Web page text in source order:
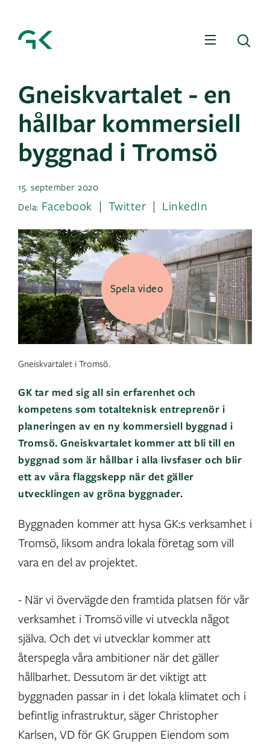
Meny
Gneiskvartalet - en
hållbar kommersiell
byggnad i Tromsö
15. september 2020
Dela: Facebook Twitter LinkedIn
Spela video
Gneiskvartalet i Tromsö.
GK tar med sig all sin erfarenhet och
kompetens som totalteknisk entreprenör i
planeringen av en ny kommersiell byggnad i
Tromsö. Gneiskvartalet kommer att bli till en
byggnad som är hållbar i alla livsfaser och blir
ett av våra flaggskepp när det gäller
utvecklingen av gröna byggnader.
Byggnaden kommer att hysa GK:s verksamhet i
Tromsö, liksom andra lokala företag som vill
vara en del av projektet.
- När vi övervägde den framtida platsen för vår
verksamhet i Tromsö ville vi utveckla något
själva. Och det vi utvecklar kommer att
återspegla våra ambitioner när det gäller
hållbarhet. Dessutom är det viktigt att
byggnaden passar in i det lokala klimatet och i
befintlig infrastruktur, säger Christopher
Karlsen, VD för GK Gruppen Eiendom som